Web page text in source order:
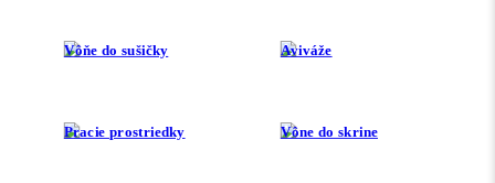
Vôňe do sušičky Aviváže
Pracie prostriedky Vône do skrine